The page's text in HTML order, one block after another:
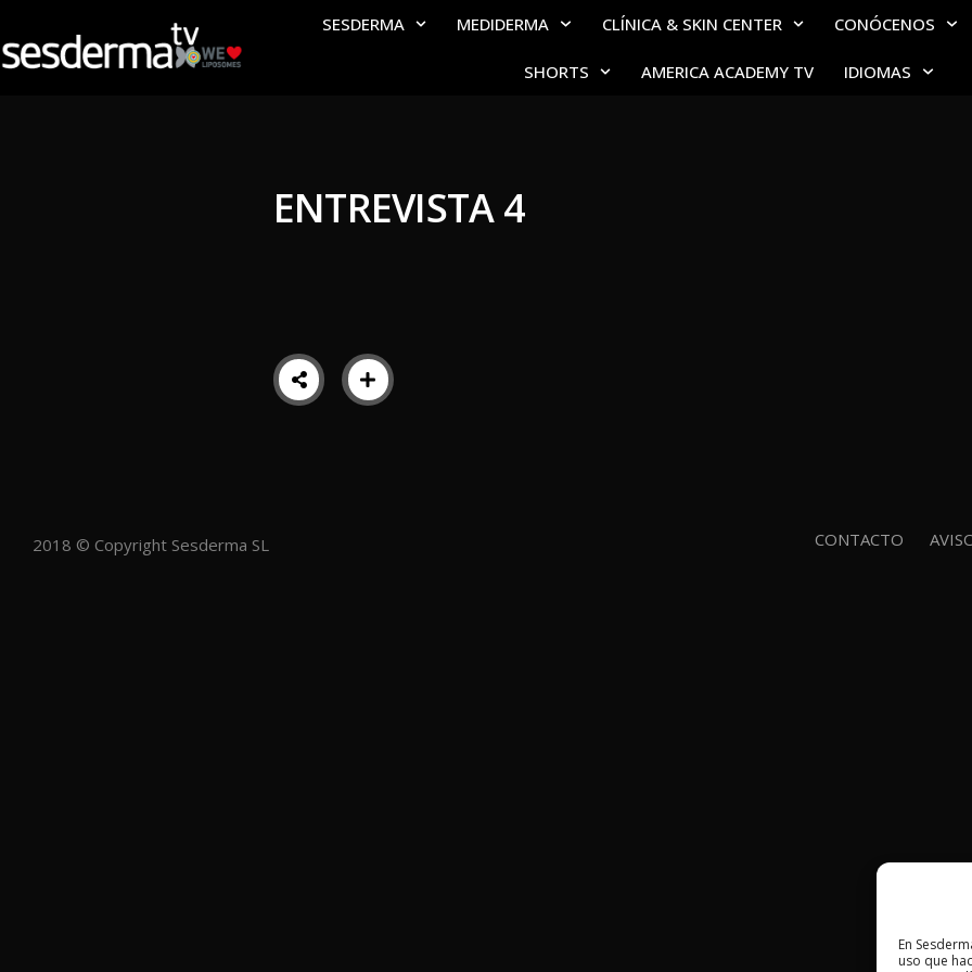
En
uso que
SESDERMA MEDIDERMA CLÍNICA & SKIN CENTER CONÓCENOS
SHORTS AMERICA ACADEMY TV IDIOMAS
ENTREVISTA 4
2018 © Copyright Sesderma SL CONTACTO